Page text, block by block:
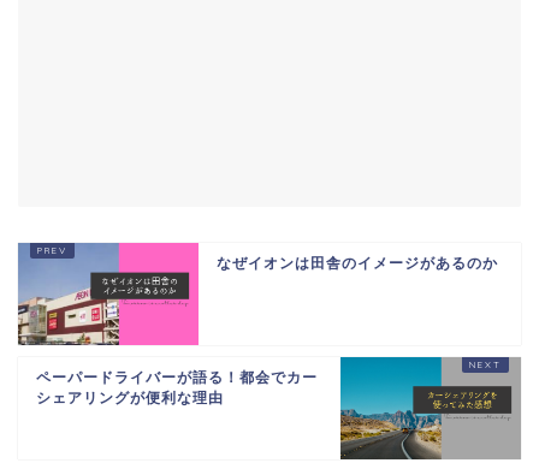
なぜイオンは田舎のイメージがあるのか
ペーパードライバーが語る！都会でカー
シェアリングが便利な理由